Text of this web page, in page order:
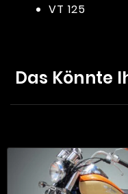
VT 125
Das Könnte